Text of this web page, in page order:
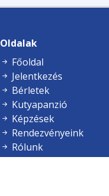
Oldalak
Főoldal
Jelentkezés
Bérletek
Kutyapanzió
Képzések
Rendezvényeink
Rólunk
Partnereink